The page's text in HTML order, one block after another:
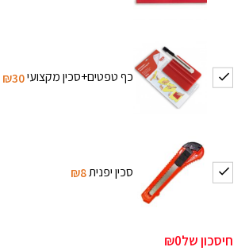
כף טפטים+סכין מקצועי₪30
סכין יפנית₪8
חיסכון של₪0